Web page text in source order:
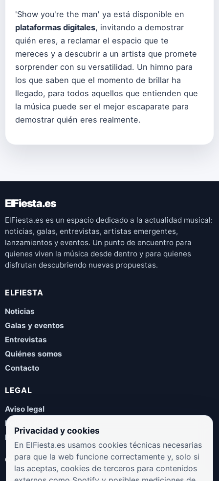
'Show you're the man' ya está disponible en
plataformas digitales, invitando a demostrar
quién eres, a reclamar el espacio que te
mereces y a descubrir a un artista que promete
sorprender con su versatilidad. Un himno para
los que saben que el momento de brillar ha
llegado, para todos aquellos que entienden que
la música puede ser el mejor escaparate para
demostrar quién eres realmente.
ElFiesta.es
ElFiesta.es es un espacio dedicado a la actualidad musical:
noticias, galas, entrevistas, artistas emergentes,
lanzamientos y eventos. Un punto de encuentro para
quienes viven la música desde dentro y para quienes
disfrutan descubriendo nuevas propuestas.
ELFIESTA
Noticias
Galas y eventos
Entrevistas
Quiénes somos
Contacto
LEGAL
Aviso legal
Política de privacidad
Política de cookies
COLABORA
¿Eres artista, manager, sello o promotor? Envíanos tus
Privacidad y cookies
En ElFiesta.es usamos cookies técnicas necesarias
para que la web funcione correctamente y, solo si
las aceptas, cookies de terceros para contenidos